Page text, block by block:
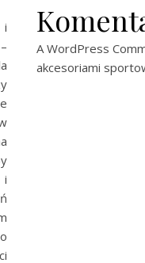
i
i
A WordPress
akcesoriami